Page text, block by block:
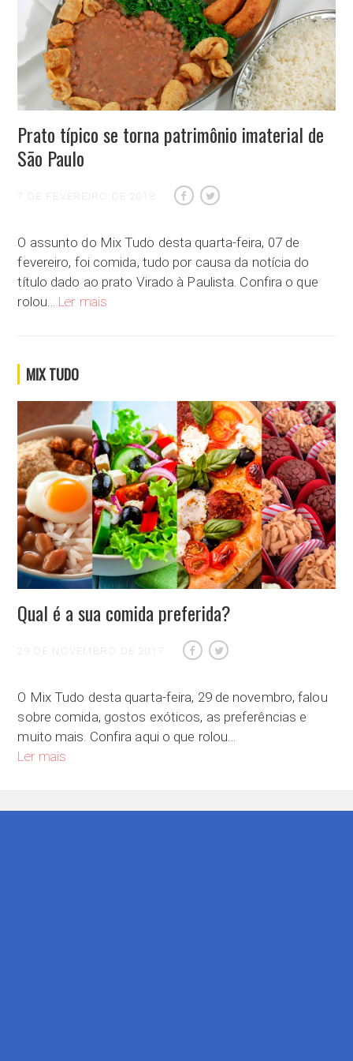
Prato típico se torna patrimônio imaterial de
São Paulo
7 DE FEVEREIRO DE 2018
O assunto do Mix Tudo desta quarta-feira, 07 de
fevereiro, foi comida, tudo por causa da notícia do
título dado ao prato Virado à Paulista. Confira o que
rolou… Ler mais
MIX TUDO
Qual é a sua comida preferida?
29 DE NOVEMBRO DE 2017
O Mix Tudo desta quarta-feira, 29 de novembro, falou
sobre comida, gostos exóticos, as preferências e
muito mais. Confira aqui o que rolou…
Ler mais